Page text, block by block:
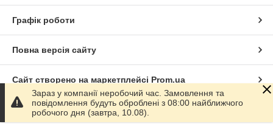
Графік роботи
Повна версія сайту
Сайт створено на маркетплейсі Prom.ua
Політика конфіденційності
Зараз у компанії неробочий час. Замовлення та
повідомлення будуть оброблені з 08:00 найближчого
робочого дня (завтра, 10.08).